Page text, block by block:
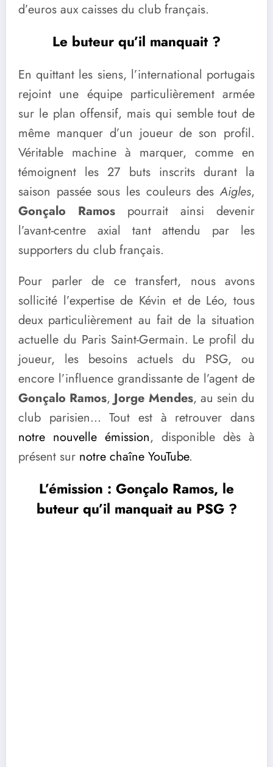
d’euros aux caisses du club français.
Le buteur qu’il manquait ?
En quittant les siens, l’international portugais
rejoint une équipe particulièrement armée
sur le plan offensif, mais qui semble tout de
même manquer d’un joueur de son profil.
Véritable machine à marquer, comme en
témoignent les 27 buts inscrits durant la
saison passée sous les couleurs desAigles,
Gonçalo Ramos pourrait ainsi devenir
l’avant-centre axial tant attendu par les
supporters du club français.
Pour parler de ce transfert, nous avons
sollicité l’expertise de Kévin et de Léo, tous
deux particulièrement au fait de la situation
actuelle du Paris Saint-Germain. Le profil du
joueur, les besoins actuels du PSG, ou
encore l’influence grandissante de l’agent de
Gonçalo Ramos,Jorge Mendes, au sein du
club parisien… Tout est à retrouver dans
notre nouvelle émission, disponible dès à
présent sur notre chaîne YouTube.
L’émission : Gonçalo Ramos, le
buteur qu’il manquait au PSG ?